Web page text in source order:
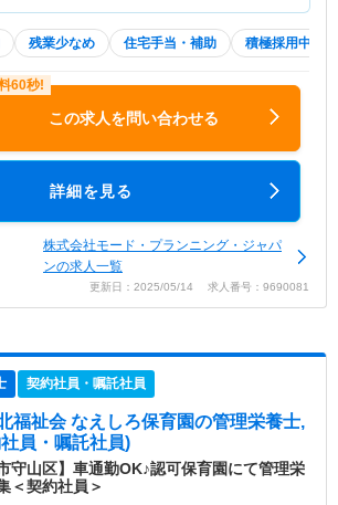
残業少なめ 住宅手当・補助 積極採用中
この求人を問い合わせる
詳細を見る
株式会社モード・プランニング・ジャパ
ンの求人一覧
更新日：2025/05/14 求人番号：9690081
契約社員・嘱託社員
福祉会 なえしろ保育園の管理栄養士,
員・嘱託社員)
守山区】車通勤OK♪認可保育園にて管理栄
＜契約社員＞